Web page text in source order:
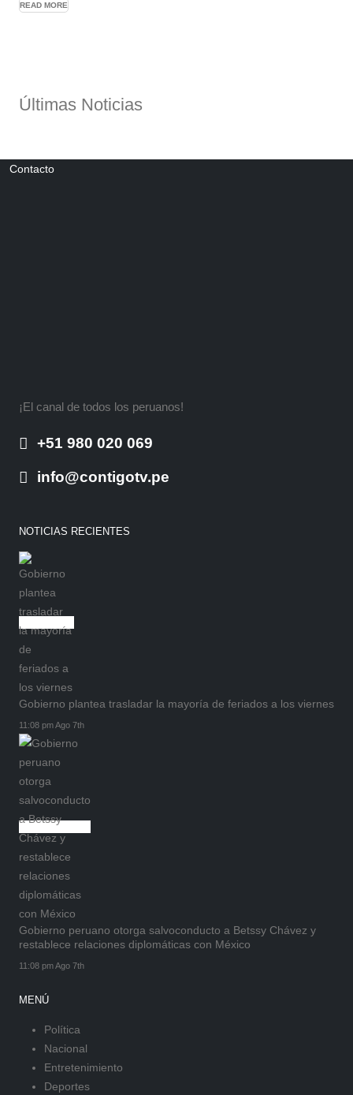
READ MORE
Últimas Noticias
Contacto
¡El canal de todos los peruanos!
+51 980 020 069
info@contigotv.pe
NOTICIAS RECIENTES
Gobierno plantea trasladar la mayoría de feriados a los viernes
11:08 pm Ago 7th
Gobierno peruano otorga salvoconducto a Betssy Chávez y
restablece relaciones diplomáticas con México
11:08 pm Ago 7th
MENÚ
Política
Nacional
Entretenimiento
Deportes